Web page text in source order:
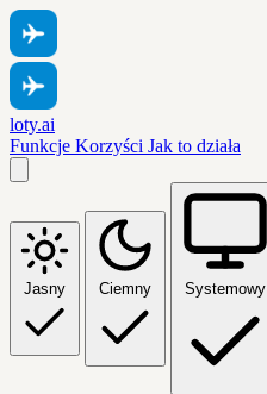
loty.ai
Funkcje Korzyści Jak to działa
Jasny Ciemny Systemowy